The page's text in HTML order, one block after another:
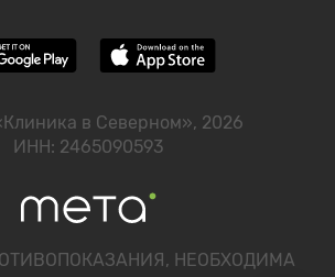
в Северном», 2026
ИНН: 2465090593
НЕОБХОДИМА